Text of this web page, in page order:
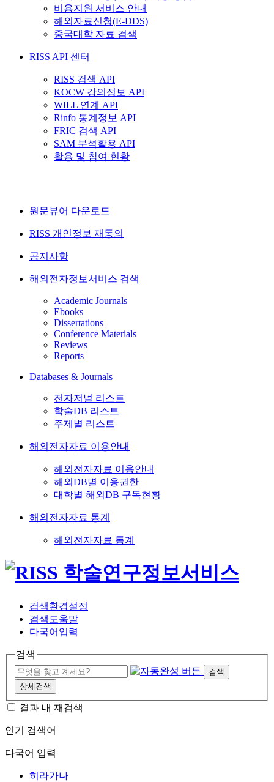
비용지원 서비스 안내
해외자료신청(E-DDS)
중국대학 자료 검색
RISS API 센터
RISS 검색 API
KOCW 강의정보 API
WILL 연계 API
Rinfo 통계정보 API
FRIC 검색 API
SAM 분석활용 API
활용 및 참여 현황
원문뷰어 다운로드
RISS 개인정보 재동의
공지사항
해외전자정보서비스 검색
Academic Journals
Ebooks
Dissertations
Conference Materials
Reviews
Reports
Databases & Journals
전자저널 리스트
학술DB 리스트
주제별 리스트
해외전자자료 이용안내
해외전자자료 이용안내
해외DB별 이용권한
대학별 해외DB 구독현황
해외전자자료 통계
해외전자자료 통계
검색환경설정
검색도움말
다국어입력
검색
검색
상세검색
결과 내 재검색
인기 검색어
다국어 입력
히라가나